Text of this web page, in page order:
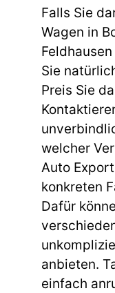
Falls Sie
Wagen in
Sie
Preis Sie
welcher
Auto Export
konkreten
Dafür
anbieten.
einfach